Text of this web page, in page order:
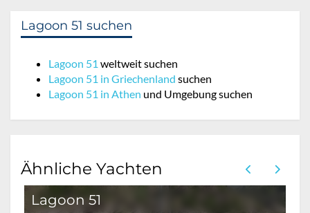
Lagoon 51 suchen
Lagoon 51 weltweit suchen
Lagoon 51 in Griechenland suchen
Lagoon 51 in Athen und Umgebung suchen
Ähnliche Yachten
Lagoon 51